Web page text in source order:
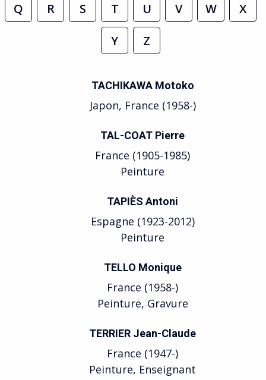
Q
R S T U V W
X
Y
Z
TACHIKAWA Motoko
Japon, France (1958-)
TAL-COAT Pierre
France (1905-1985)
Peinture
TAPIÈS Antoni
Espagne (1923-2012)
Peinture
TELLO Monique
France (1958-)
Peinture, Gravure
TERRIER Jean-Claude
France (1947-)
Peinture, Enseignant